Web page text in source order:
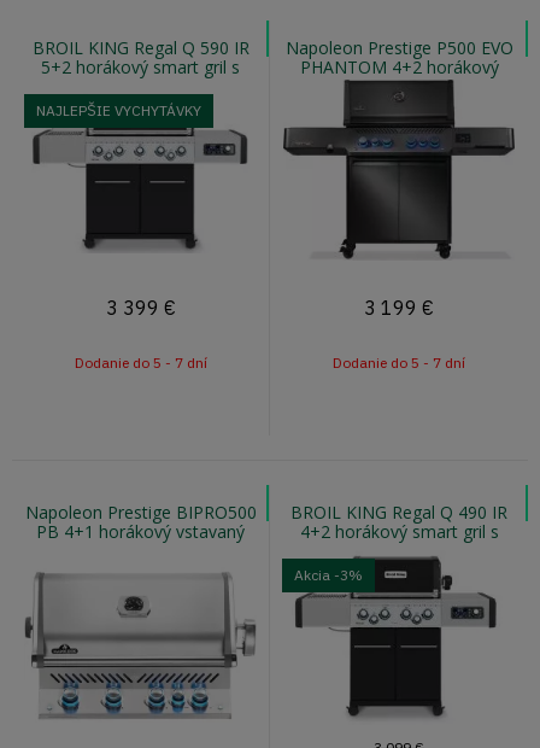
BROIL KING Regal Q 590 IR
5+2 horákový smart gril s
otočným ražňom a infra
horákom
NAJLEPŠIE VYCHYTÁVKY
3 399 €
Dodanie do 5 - 7 dní
Napoleon Prestige P500 EVO
PHANTOM 4+2 horákový
plynový smart gril s infra
horákom
3 199 €
Dodanie do 5 - 7 dní
Napoleon Prestige BIPRO500
PB 4+1 horákový vstavaný
gril s vnútorným osvetlením
BROIL KING Regal Q 490 IR
4+2 horákový smart gril s
infra horákom
Akcia -3%